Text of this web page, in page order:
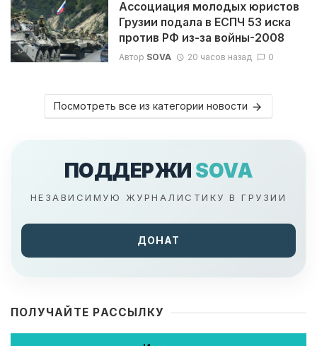
Ассоциация молодых юристов
Грузии подала в ЕСПЧ 53 иска
против РФ из-за войны-2008
Автор SOVA 20 часов назад 0
Посмотреть все из категории новости
ПОДДЕРЖИ SOVA
НЕЗАВИСИМУЮ ЖУРНАЛИСТИКУ В ГРУЗИИ
ДОНАТ
ПОЛУЧАЙТЕ РАССЫЛКУ